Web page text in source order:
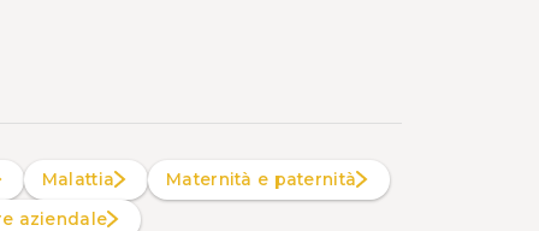
Malattia
Maternità e paternità
aziendale